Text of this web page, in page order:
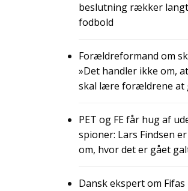
beslutning rækker
fodbold
Forældreformand om
»Det handler ikke om,
skal lære forældrene at
PET og FE får hug af
spioner: Lars Findsen
om, hvor det er gået
Dansk ekspert om Fifas